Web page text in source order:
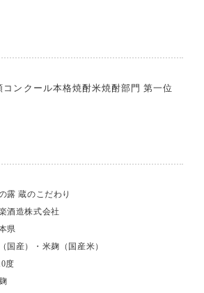
ンクール本格焼酎米焼酎部門 第一位
露 蔵のこだわり
酒造株式会社
県
国産）・米麹（国産米）
度